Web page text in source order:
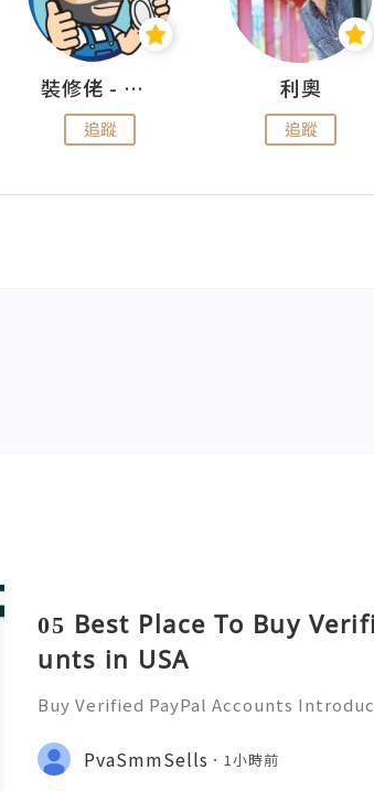
裝修佬 - 香港一站式網上裝修平台
追蹤
利奧
追蹤
05 Best Place To Buy
unts in USA
Buy Verified PayPal Accounts
g convenience and security for users
u're shopping, selling,
PvaSmmSells 1小時前